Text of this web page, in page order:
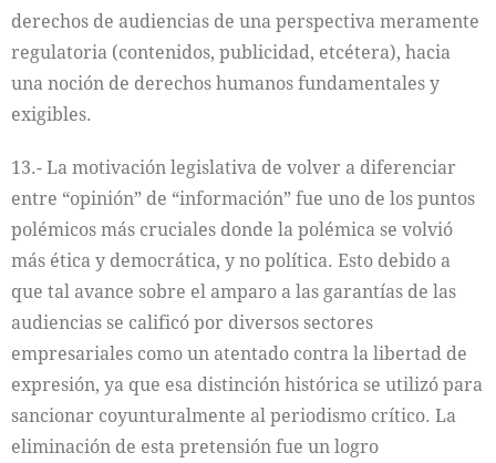
derechos de audiencias de una perspectiva meramente
regulatoria (contenidos, publicidad, etcétera), hacia
una noción de derechos humanos fundamentales y
exigibles.
13.- La motivación legislativa de volver a diferenciar
entre “opinión” de “información” fue uno de los puntos
polémicos más cruciales donde la polémica se volvió
más ética y democrática, y no política. Esto debido a
que tal avance sobre el amparo a las garantías de las
audiencias se calificó por diversos sectores
empresariales como un atentado contra la libertad de
expresión, ya que esa distinción histórica se utilizó para
sancionar coyunturalmente al periodismo crítico. La
eliminación de esta pretensión fue un logro